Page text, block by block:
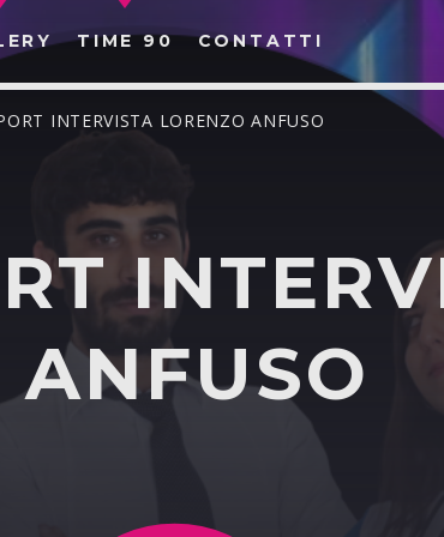
TIME 90 CONTATTI
NEL SITO WEB:
INTERVISTA LORENZO ANFUSO
ANFUSO